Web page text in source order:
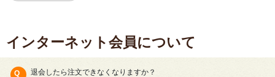
インターネット会員について
退会したら注文できなくなりますか？